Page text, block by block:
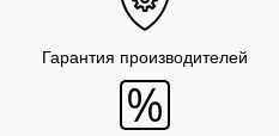
Гарантия производителей